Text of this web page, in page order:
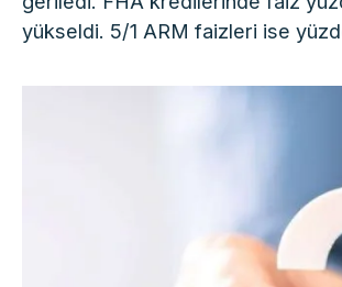
yükseldi. 5/1 ARM faizleri ise